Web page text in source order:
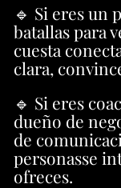
🔹 Si eres un
batallas para
cuesta
clara,
🔹 Si eres
dueño de
de
personasse
ofreces.